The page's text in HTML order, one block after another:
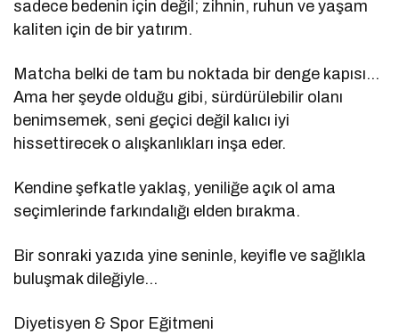
sadece bedenin için değil; zihnin, ruhun ve yaşam
kaliten için de bir yatırım.
Matcha belki de tam bu noktada bir denge kapısı…
Ama her şeyde olduğu gibi, sürdürülebilir olanı
benimsemek, seni geçici değil kalıcı iyi
hissettirecek o alışkanlıkları inşa eder.
Kendine şefkatle yaklaş, yeniliğe açık ol ama
seçimlerinde farkındalığı elden bırakma.
Bir sonraki yazıda yine seninle, keyifle ve sağlıkla
buluşmak dileğiyle…
Diyetisyen & Spor Eğitmeni